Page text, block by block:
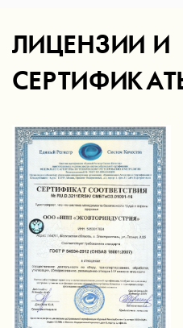
ЛИЦЕНЗИИ И